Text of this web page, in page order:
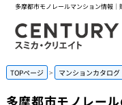
ホー
TOPページ マンションカタログ
多摩都市モノレー